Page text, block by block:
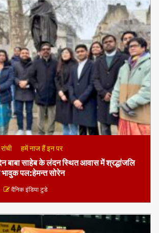
रांची हमें नाज हैं इन पर
बाबा साहेब के लंदन स्थित आवास में श्रद्धांजलि
भावुक पल:हेमन्त सोरेन
दैनिक इंडिया टुडे